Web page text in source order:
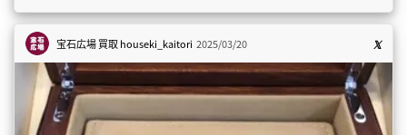
宝石広場 買取houseki_kaitori 2025/03/20